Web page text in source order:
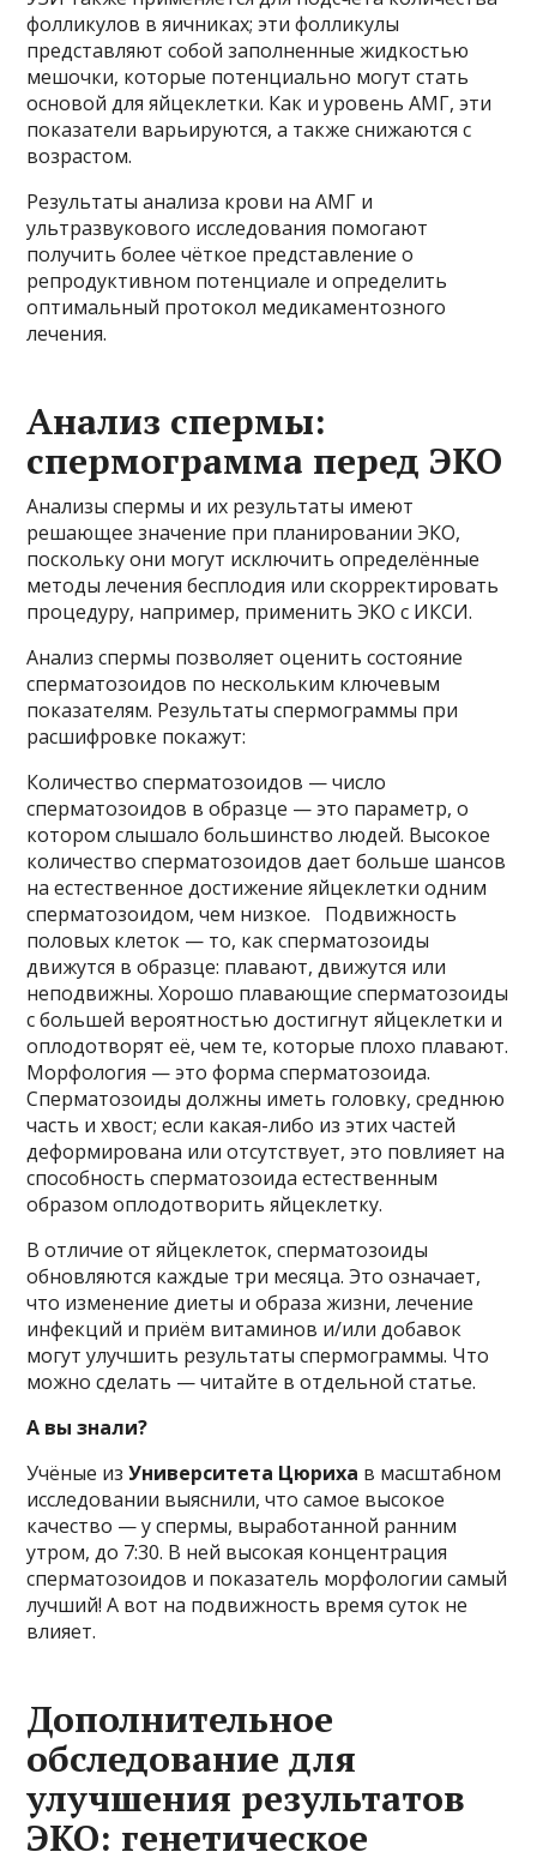
фолликулов в яичниках; эти фолликулы
представляют собой заполненные жидкостью
мешочки, которые потенциально могут стать
основой для яйцеклетки. Как и уровень АМГ, эти
показатели варьируются, а также снижаются с
возрастом.
Результаты анализа крови на АМГ и
ультразвукового исследования помогают
получить более чёткое представление о
репродуктивном потенциале и определить
оптимальный протокол медикаментозного
лечения.
Анализ спермы:
спермограмма перед ЭКО
Анализы спермы и их результаты имеют
решающее значение при планировании ЭКО,
поскольку они могут исключить определённые
методы лечения бесплодия или скорректировать
процедуру, например, применить ЭКО с ИКСИ.
Анализ спермы позволяет оценить состояние
сперматозоидов по нескольким ключевым
показателям. Результаты спермограммы при
расшифровке покажут:
Количество сперматозоидов — число
сперматозоидов в образце — это параметр, о
котором слышало большинство людей. Высокое
количество сперматозоидов дает больше шансов
на естественное достижение яйцеклетки одним
сперматозоидом, чем низкое. Подвижность
половых клеток — то, как сперматозоиды
движутся в образце: плавают, движутся или
неподвижны. Хорошо плавающие сперматозоиды
с большей вероятностью достигнут яйцеклетки и
оплодотворят её, чем те, которые плохо плавают.
Морфология — это форма сперматозоида.
Сперматозоиды должны иметь головку, среднюю
часть и хвост; если какая-либо из этих частей
деформирована или отсутствует, это повлияет на
способность сперматозоида естественным
образом оплодотворить яйцеклетку.
В отличие от яйцеклеток, сперматозоиды
обновляются каждые три месяца. Это означает,
что изменение диеты и образа жизни, лечение
инфекций и приём витаминов и/или добавок
могут улучшить результаты спермограммы. Что
можно сделать — читайте в отдельной статье.
А вы знали?
Учёные изУниверситета Цюриха в масштабном
исследовании выяснили, что самое высокое
качество — у спермы, выработанной ранним
утром, до 7:30. В ней высокая концентрация
сперматозоидов и показатель морфологии самый
лучший! А вот на подвижность время суток не
влияет.
Дополнительное
обследование для
улучшения результатов
ЭКО: генетическое